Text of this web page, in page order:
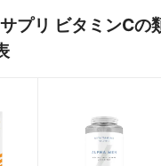
プリ ビタミンCの